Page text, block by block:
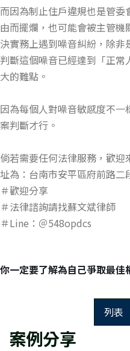
案例分享
而因為制止住戶違規也是管
由而擺爛，也可能會被主管
決實務上遇到噪音糾紛，除
判斷這個噪音已經達到「正
大的難點。
因為每個人對噪音敏感度不
案判斷才行。
倘若需要任何法律服務，歡
址為：台南市安平區府前路二
＃歡迎分享
＃法律諮詢請找蘇文斌律師
＃Line：＠548opdcs
你一定要了解為自己爭取最
列表